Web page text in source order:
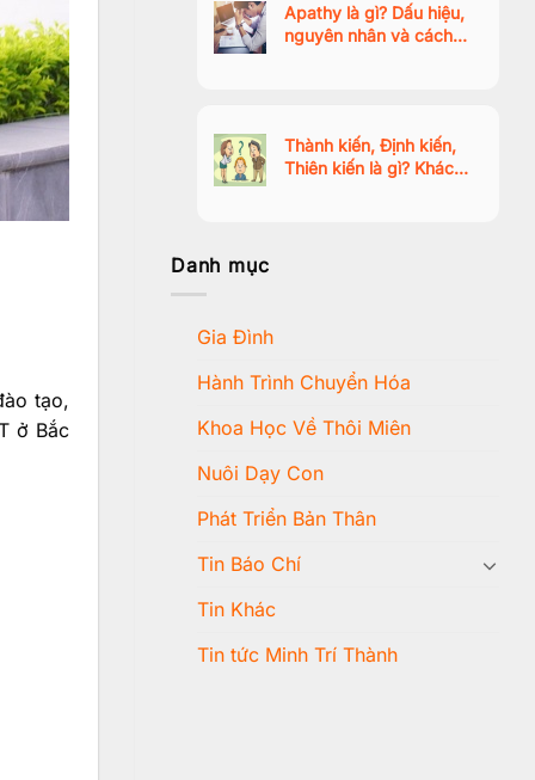
tạo,
ở Bắc
Apathy là gì? Dấu hiệu,
nguyên nhân và cách
Thành kiến, Định kiến,
Thiên kiến là gì? Khác
Danh mục
Gia Đình
Hành Trình Chuyển Hóa
Khoa Học Về Thôi Miên
Nuôi Dạy Con
Phát Triển Bản Thân
Tin Báo Chí
Tin Khác
Tin tức Minh Trí Thành